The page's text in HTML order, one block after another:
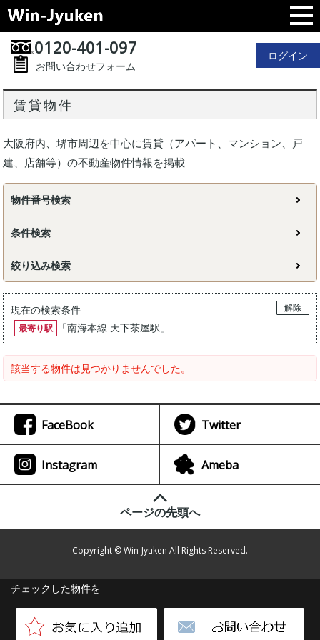
0120-401-097
お問い合わせフォーム
ログイン
賃貸物件
大阪府内、堺市周辺を中心に賃貸（アパート、マンション、戸
建、店舗等）の不動産物件情報を掲載
物件番号検索
条件検索
絞り込み検索
現在の検索条件
解除
最寄り駅
「南海本線 天下茶屋駅 」
該当する物件は見つかりませんでした。
チェックした物件を
FaceBook Twitter
Instagram Ameba
ページの先頭へ
Copyright © Win-Jyuken All Rights Reserved.